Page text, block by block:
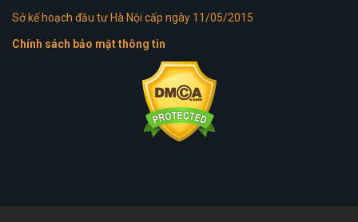
Sở kế hoạch đầu tư Hà Nội cấp ngày 11/05/2015
Chính sách bảo mật thông tin